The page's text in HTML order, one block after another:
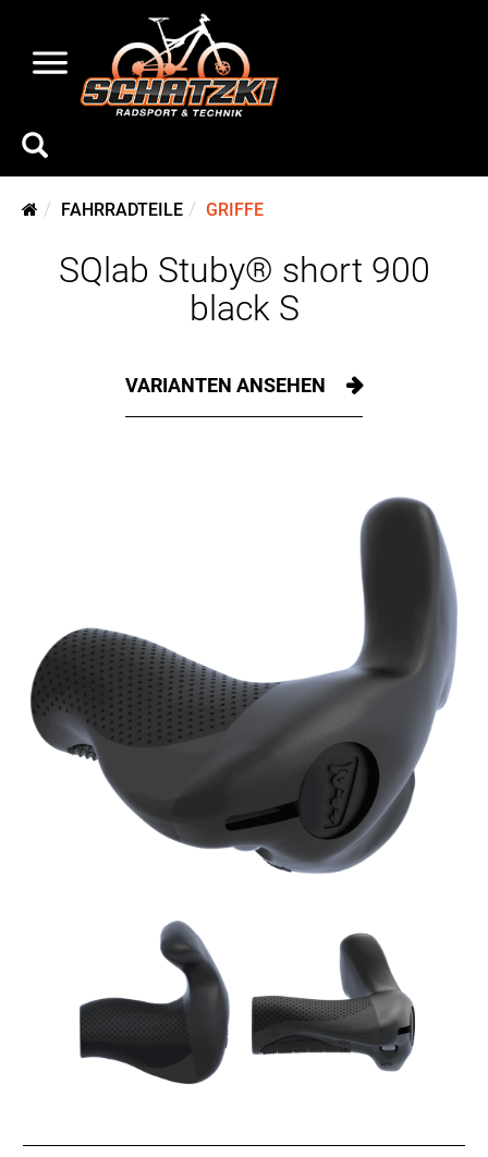
FAHRRADTEILE GRIFFE
SQlab Stuby® short 900
black S
VARIANTEN ANSEHEN